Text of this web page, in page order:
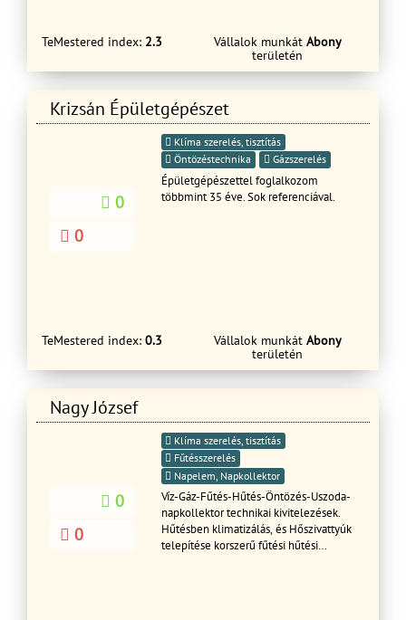
a megfelelő készüléket
Klímaberendezés beszerzése – egyedi
azonban A tőlem vásárolt klímák
esetén akár 30% kedvezmény a bolti
árhoz képest Régi készülékek
szakszerű bontása, cseréje Faláttörés,
rejtett és precíz kábelvezetés –
esztétikus kivitelezéssel Általam
telepített klímák berendezések
TeMestered index: 2.3 Vállalok munkát Abony
területén
Krizsán Épületgépészet
0
0
Klíma szerelés, tisztítás
Öntözéstechnika
Gázszerelés
Épületgépészettel foglalkozom
többmint 35 éve. Sok referenciával.
TeMestered index: 0.3 Vállalok munkát Abony
területén
Nagy József
0
0
Klíma szerelés, tisztítás
Fűtésszerelés
Napelem, Napkollektor
Víz-Gáz-Fűtés-Hűtés-Öntözés-Uszoda-
napkollektor technikai kivitelezések.
Hűtésben klimatizálás, és Hőszivattyúk
telepítése korszerű fűtési hűtési